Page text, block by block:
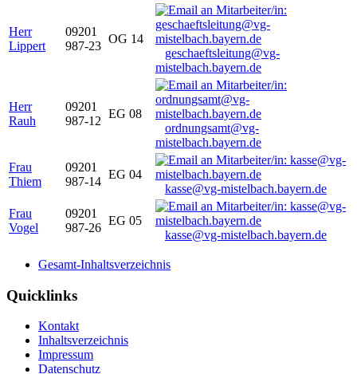
Herr
Lippert
09201
987-23
OG 14
geschaeftsleitung@vg-
mistelbach.bayern.de
Herr
Rauh
09201
987-12
EG 08
ordnungsamt@vg-
mistelbach.bayern.de
Frau
Thiem
09201
987-14
EG 04
kasse@vg-mistelbach.bayern.de
Frau
Vogel
09201
987-26
EG 05
kasse@vg-mistelbach.bayern.de
Gesamt-Inhaltsverzeichnis
Quicklinks
Kontakt
Inhaltsverzeichnis
Impressum
Datenschutz